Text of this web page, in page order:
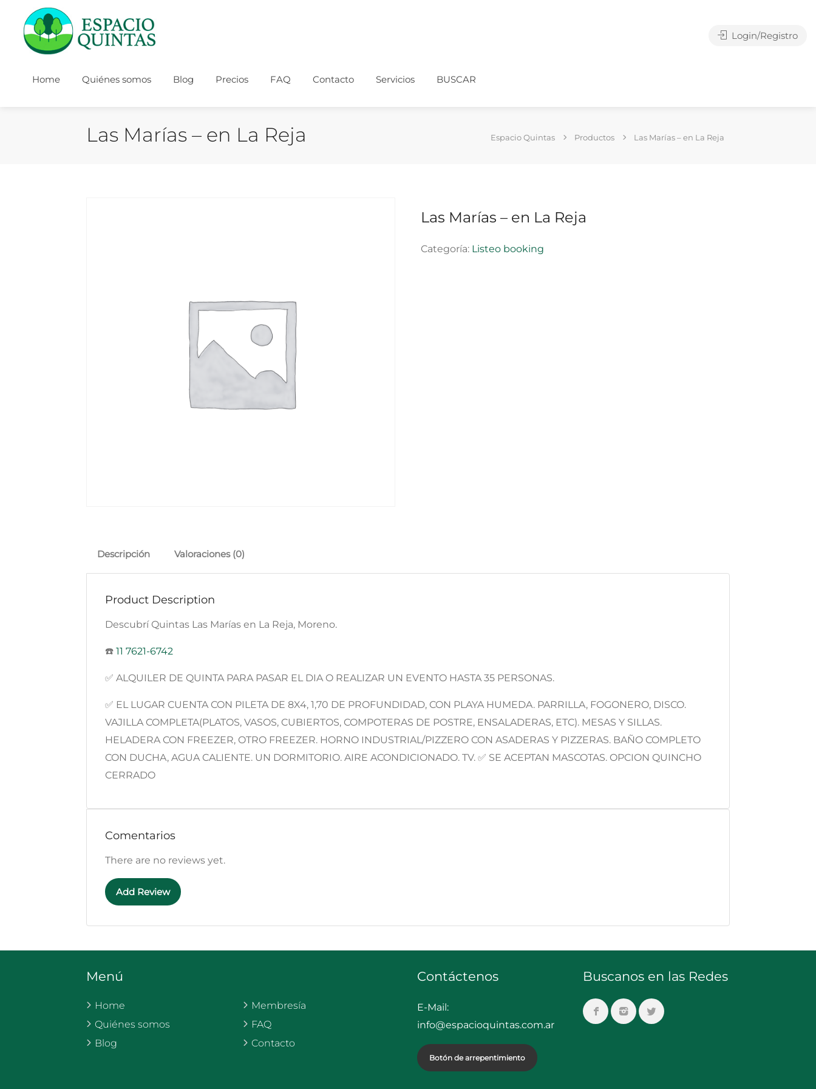
Home Quiénes somos Blog Precios FAQ Contacto Servicios BUSCAR
Login/Registro
Las Marías – en La Reja Espacio Quintas Productos Las Marías – en La Reja
Las Marías – en La Reja
Categoría: Listeo booking
Descripción Valoraciones (0)
Product Description
Descubrí Quintas Las Marías en La Reja, Moreno.
☎️ 11 7621-6742
✅ ALQUILER DE QUINTA PARA PASAR EL DIA O REALIZAR UN EVENTO HASTA 35 PERSONAS.
✅ EL LUGAR CUENTA CON PILETA DE 8X4, 1,70 DE PROFUNDIDAD, CON PLAYA HUMEDA. PARRILLA, FOGONERO, DISCO.
VAJILLA COMPLETA(PLATOS, VASOS, CUBIERTOS, COMPOTERAS DE POSTRE, ENSALADERAS, ETC). MESAS Y SILLAS.
HELADERA CON FREEZER, OTRO FREEZER. HORNO INDUSTRIAL/PIZZERO CON ASADERAS Y PIZZERAS. BAÑO COMPLETO
CON DUCHA, AGUA CALIENTE. UN DORMITORIO. AIRE ACONDICIONADO. TV. ✅ SE ACEPTAN MASCOTAS. OPCION QUINCHO
CERRADO
Comentarios
There are no reviews yet.
Add Review
Menú
Home
Quiénes somos
Blog
Membresía
FAQ
Contacto
Contáctenos
E-Mail:
info@espacioquintas.com.ar
Botón de arrepentimiento
Buscanos en las Redes